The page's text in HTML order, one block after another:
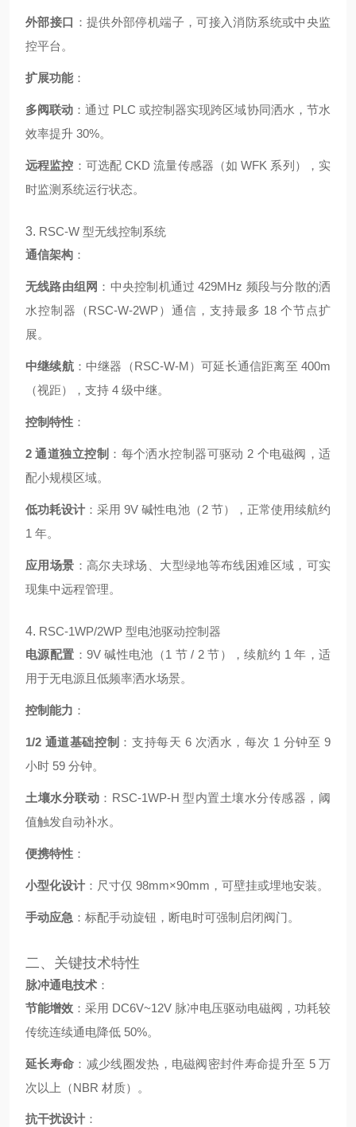
外部接口 ：提供外部停机端子，可接入消防系统或中央监
控平台。
扩展功能 ：
多阀联动 ：通过 PLC 或控制器实现跨区域协同洒水，节水
效率提升 30%。
远程监控 ：可选配 CKD 流量传感器（如 WFK 系列），实
时监测系统运行状态。
3. RSC-W 型无线控制系统
通信架构 ：
无线路由组网 ：中央控制机通过 429MHz 频段与分散的洒
水控制器（RSC-W-2WP）通信，支持最多 18 个节点扩
展。
中继续航：中继器（RSC-W-M）可延长通信距离至 400m
（视距），支持 4 级中继。
控制特性 ：
2 通道独立控制 ：每个洒水控制器可驱动 2 个电磁阀，适
配小规模区域。
低功耗设计 ：采用 9V 碱性电池（2 节），正常使用续航约
1 年。
应用场景 ：高尔夫球场、大型绿地等布线困难区域，可实
现集中远程管理。
4. RSC-1WP/2WP 型电池驱动控制器
电源配置 ：9V 碱性电池（1 节 / 2 节），续航约 1 年，适
用于无电源且低频率洒水场景。
控制能力 ：
1/2 通道基础控制 ：支持每天 6 次洒水，每次 1 分钟至 9
小时 59 分钟。
土壤水分联动 ：RSC-1WP-H 型内置土壤水分传感器，阈
值触发自动补水。
便携特性 ：
小型化设计 ：尺寸仅 98mm×90mm，可壁挂或埋地安装。
手动应急 ：标配手动旋钮，断电时可强制启闭阀门。
二、关键技术特性
脉冲通电技术 ：
节能增效 ：采用 DC6V~12V 脉冲电压驱动电磁阀，功耗较
传统连续通电降低 50%。
延长寿命 ：减少线圈发热，电磁阀密封件寿命提升至 5 万
次以上（NBR 材质）
。
抗干扰设计 ：